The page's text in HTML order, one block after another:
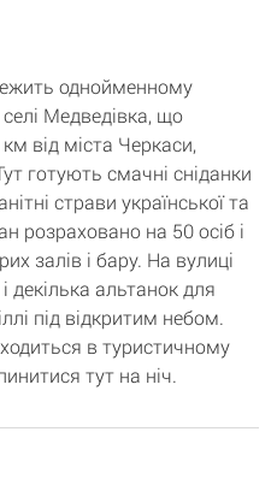
однойменному
Медведівка, що
від міста Черкаси,
готують смачні сніданки
страви української та
розраховано на 50 осіб і
залів і бару. На вулиці
декілька альтанок для
під відкритим небом.
в туристичному
тут на ніч.